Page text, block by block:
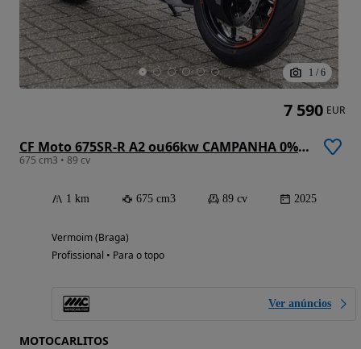
1 / 6
CF Moto 675SR-R A2 ou66kw CAMPANHA 0%JUROS
675 cm3 • 89 cv
1 km 675 cm3 89 cv 2025
Vermoim (Braga)
Profissional • Para o topo
Ver anúncios
MOTOCARLITOS
7 590 EUR